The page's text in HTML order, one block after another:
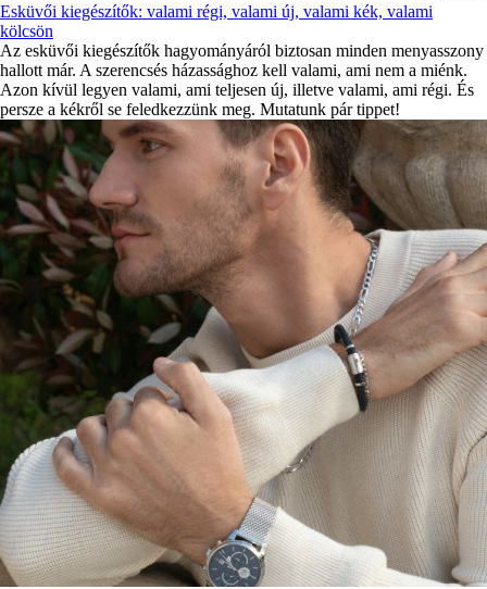
Esküvői kiegészítők: valami régi, valami új, valami kék, valami
kölcsön
Az esküvői kiegészítők hagyományáról biztosan minden menyasszony
hallott már. A szerencsés házassághoz kell valami, ami nem a miénk.
Azon kívül legyen valami, ami teljesen új, illetve valami, ami régi. És
persze a kékről se feledkezzünk meg. Mutatunk pár tippet!